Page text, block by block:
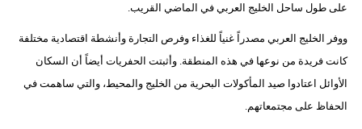
على طول ساحل الخليج العربي في الماضي القريب.
ووفر الخليج العربي مصدراً غنياً للغذاء وفرص التجارة وأنشطة اقتصادية مختلفة
كانت فريدة من نوعها في هذه المنطقة. وأثبتت الحفريات أيضاً أن السكان
الأوائل اعتادوا صيد المأكولات البحرية من الخليج والمحيط، والتي ساهمت في
الحفاظ على مجتمعاتهم.